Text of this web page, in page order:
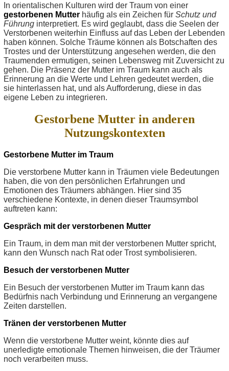
In orientalischen Kulturen wird der Traum von einer
gestorbenen Mutter häufig als ein Zeichen für Schutz und
Führung interpretiert. Es wird geglaubt, dass die Seelen der
Verstorbenen weiterhin Einfluss auf das Leben der Lebenden
haben können. Solche Träume können als Botschaften des
Trostes und der Unterstützung angesehen werden, die den
Traumenden ermutigen, seinen Lebensweg mit Zuversicht zu
gehen. Die Präsenz der Mutter im Traum kann auch als
Erinnerung an die Werte und Lehren gedeutet werden, die
sie hinterlassen hat, und als Aufforderung, diese in das
eigene Leben zu integrieren.
Gestorbene Mutter in anderen
Nutzungskontexten
Gestorbene Mutter im Traum
Die verstorbene Mutter kann in Träumen viele Bedeutungen
haben, die von den persönlichen Erfahrungen und
Emotionen des Träumers abhängen. Hier sind 35
verschiedene Kontexte, in denen dieser Traumsymbol
auftreten kann:
Gespräch mit der verstorbenen Mutter
Ein Traum, in dem man mit der verstorbenen Mutter spricht,
kann den Wunsch nach Rat oder Trost symbolisieren.
Besuch der verstorbenen Mutter
Ein Besuch der verstorbenen Mutter im Traum kann das
Bedürfnis nach Verbindung und Erinnerung an vergangene
Zeiten darstellen.
Tränen der verstorbenen Mutter
Wenn die verstorbene Mutter weint, könnte dies auf
unerledigte emotionale Themen hinweisen, die der Träumer
noch verarbeiten muss.